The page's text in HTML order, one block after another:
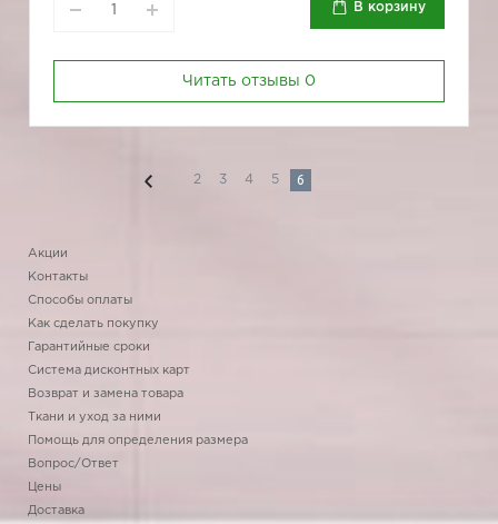
В корзину
Читать отзывы 0
2 3 4 5 6
Акции
Контакты
Способы оплаты
Как сделать покупку
Гарантийные сроки
Система дисконтных карт
Возврат и замена товара
Ткани и уход за ними
Помощь для определения размера
Вопрос/Ответ
Цены
Доставка